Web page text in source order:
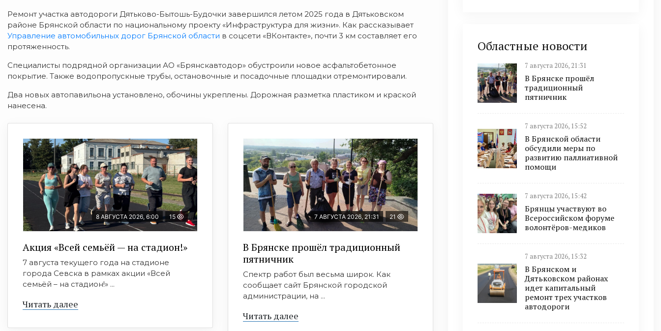
Ремонт участка автодороги Дятьково-Бытошь-Будочки завершился летом 2025 года в Дятьковском
районе Брянской области по национальному проекту «Инфраструктура для жизни». Как рассказывает
Управление автомобильных дорог Брянской области в соцсети «ВКонтакте», почти 3 км составляет его
протяженность.
Специалисты подрядной организации АО «Брянскавтодор» обустроили новое асфальтобетонное
покрытие. Также водопропускные трубы, остановочные и посадочные площадки отремонтировали.
Два новых автопавильона установлено, обочины укреплены. Дорожная разметка пластиком и краской
нанесена.
8 АВГУСТА 2026, 6:00 15
Акция «Всей семьёй — на стадион!»
7 августа текущего года на стадионе
города Севска в рамках акции «Всей
семьёй – на стадион!» ...
Читать далее
7 АВГУСТА 2026, 21:31 21
В Брянске прошёл традиционный
пятничник
Спектр работ был весьма широк. Как
сообщает сайт Брянской городской
администрации, на ...
Читать далее
Областные новости
7 августа 2026, 21:31
В Брянске прошёл
традиционный
пятничник
7 августа 2026, 15:52
В Брянской области
обсудили меры по
развитию паллиативной
помощи
7 августа 2026, 15:42
Брянцы участвуют во
Всероссийском форуме
волонтёров-медиков
7 августа 2026, 15:32
В Брянском и
Дятьковском районах
идет капитальный
ремонт трех участков
автодороги